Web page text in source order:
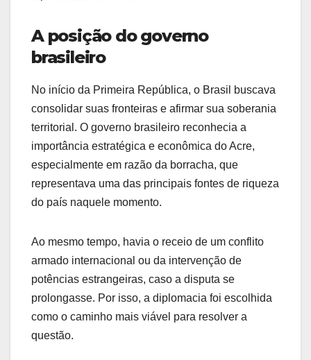
A posição do governo
brasileiro
No início da Primeira República, o Brasil buscava
consolidar suas fronteiras e afirmar sua soberania
territorial. O governo brasileiro reconhecia a
importância estratégica e econômica do Acre,
especialmente em razão da borracha, que
representava uma das principais fontes de riqueza
do país naquele momento.
Ao mesmo tempo, havia o receio de um conflito
armado internacional ou da intervenção de
potências estrangeiras, caso a disputa se
prolongasse. Por isso, a diplomacia foi escolhida
como o caminho mais viável para resolver a
questão.